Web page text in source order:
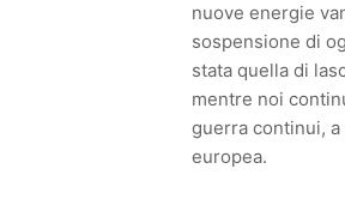
nuove energie
sospensione di
stata quella di
mentre noi
guerra continui, a
europea.